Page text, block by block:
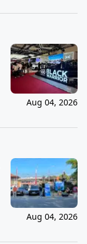
Aug 04, 2026
Aug 04, 2026